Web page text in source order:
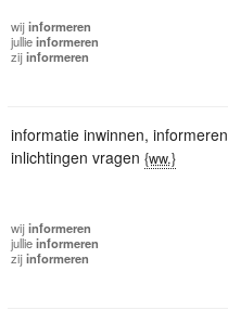
wijinformeren
jullieinformeren
zijinformeren
informatie inwinnen, informeren
inlichtingen vragen {ww.}
wijinformeren
jullieinformeren
zijinformeren